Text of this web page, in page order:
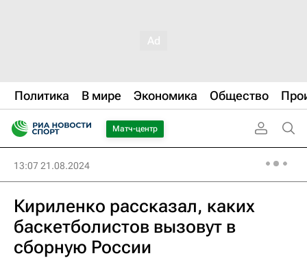
Политика В мире Экономика Общество
Матч-центр
13:07 21.08.2024
Кириленко рассказал, каких
баскетболистов вызовут в
сборную России